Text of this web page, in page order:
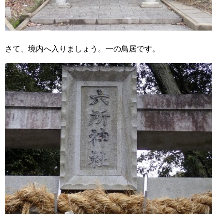
さて、境内へ入りましょう。一の鳥居です。